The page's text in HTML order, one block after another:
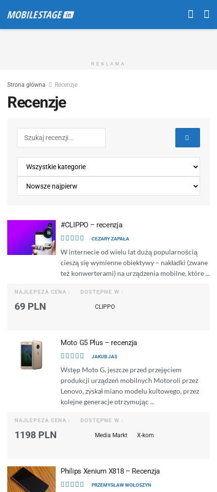
REKLAMA
Strona główna Recenzje
Recenzje
#CLIPPO – recenzja
CEZARY ZAPAŁA
W internecie od wielu lat dużą popularnością
cieszą się wymienne obiektywy – nakładki (zwane
też konwerterami) na urządzenia mobilne, które ...
NAJLEPSZA CENA :
69 PLN
DOSTĘPNE W :
CLIPPO
Moto G5 Plus – recenzja
JAKUB JAS
Wstęp Moto G, jeszcze przed przejęciem
produkcji urządzeń mobilnych Motoroli przez
Lenovo, zyskał miano modelu kultowego, przez
kolejne generacje otrzymując ...
NAJLEPSZA CENA :
1198 PLN
DOSTĘPNE W :
Media Markt X-kom
Philips Xenium X818 – Recenzja
PRZEMYSŁAW WOŁOSZYN